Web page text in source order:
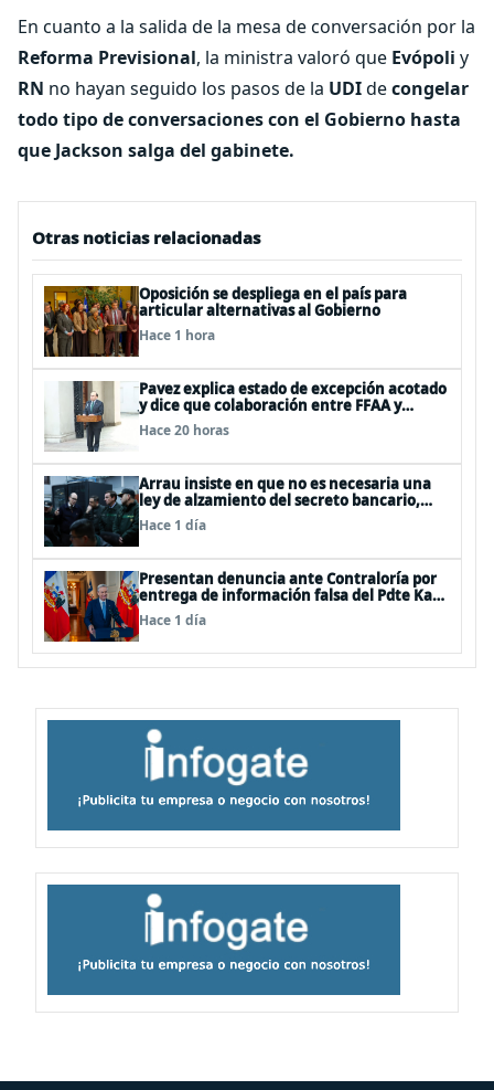
En cuanto a la salida de la mesa de conversación por la
Reforma Previsional, la ministra valoró que Evópoli y
RN no hayan seguido los pasos de la UDIdecongelar
todo tipo de conversaciones con el Gobierno hasta
que Jackson salga del gabinete.
Otras noticias relacionadas
Oposición se despliega en el país para
articular alternativas al Gobierno
Hace 1 hora
Pavez explica estado de excepción acotado
y dice que colaboración entre FFAA y
policías, “es algo del todo pertinente
analizar”
Hace 20 horas
Arrau insiste en que no es necesaria una
ley de alzamiento del secreto bancario,
porque ya existe
Hace 1 día
Presentan denuncia ante Contraloría por
entrega de información falsa del Pdte Kast
en cadena nacional
Hace 1 día